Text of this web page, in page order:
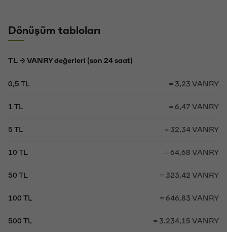
Dönüşüm tabloları
TL → VANRY değerleri (son 24 saat)
0,5 TL = 3,23 VANRY
1 TL = 6,47 VANRY
5 TL = 32,34 VANRY
10 TL = 64,68 VANRY
50 TL = 323,42 VANRY
100 TL = 646,83 VANRY
500 TL = 3.234,15 VANRY